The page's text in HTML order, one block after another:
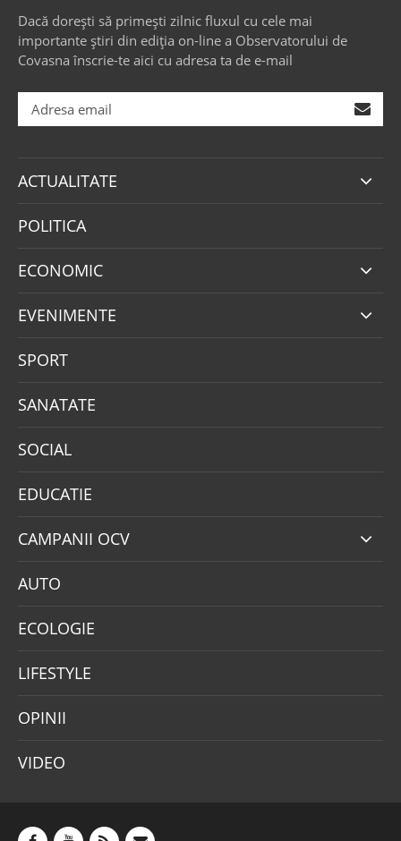
Dacă dorești să primești zilnic fluxul cu cele mai
importante știri din ediția on-line a Observatorului de
Covasna înscrie-te aici cu adresa ta de e-mail
ACTUALITATE
POLITICA
ECONOMIC
EVENIMENTE
SPORT
SANATATE
SOCIAL
EDUCATIE
CAMPANII OCV
AUTO
ECOLOGIE
LIFESTYLE
OPINII
VIDEO